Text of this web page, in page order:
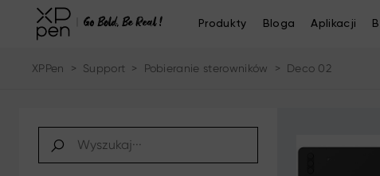
Produkty Bloga Aplikacji
XPPen > Support > Pobieranie sterowników > Deco 02